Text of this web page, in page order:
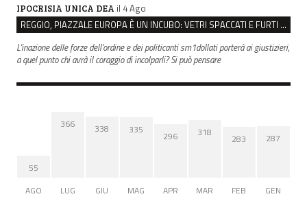
IPOCRISIA UNICA DEA il 4 Ago
REGGIO, PIAZZALE EUROPA È UN INCUBO: VETRI SPACCATI E FURTI SULLE AUTO IN SOSTA
L'inazione delle forze dell'ordine e dei politicanti sm1dollati porterà ai giustizieri,
a quel punto chi avrà il coraggio di incolparli? Si può pensare
55
AGO
366
LUG
338
GIU
335
MAG
296
APR
318
MAR
283
FEB
287
GEN